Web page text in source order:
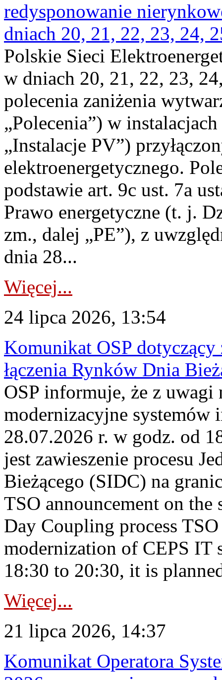
redysponowanie
dniach 20, 21, 22, 23, 24,
Polskie Sieci
w dniach 20, 21, 22, 23,
polecenia zaniżenia
„Polecenia”) w
„Instalacje PV”)
elektroenergetycznego.
podstawie art. 9c ust. 7a
Prawo energetyczne (t. j.
zm., dalej „PE”), z
dnia 28...
Więcej...
24 lipca 2026, 13:54
Komunikat OSP dotyczący
łączenia Rynków Dnia
OSP informuje, że z uwagi
modernizacyjne
28.07.2026 r. w godz. od
jest zawieszenie procesu
Bieżącego (SIDC) na
TSO announcement on
Day Coupling process
modernization of CEPS IT
18:30 to 20:30, it is
Więcej...
21 lipca 2026, 14:37
Komunikat Operatora